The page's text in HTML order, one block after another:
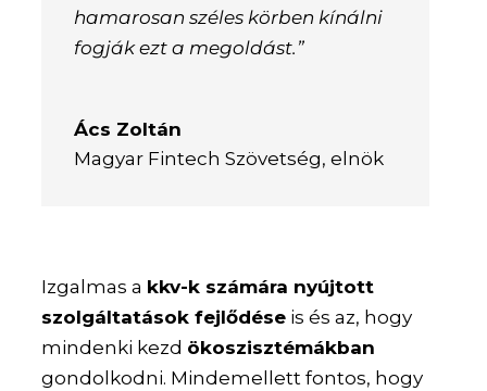
hamarosan széles körben kínálni
fogják ezt a megoldást.”
Ács Zoltán
Magyar Fintech Szövetség, elnök
Izgalmas a kkv-k számára nyújtott
szolgáltatások fejlődése is és az, hogy
mindenki kezd ökoszisztémákban
gondolkodni. Mindemellett fontos, hogy